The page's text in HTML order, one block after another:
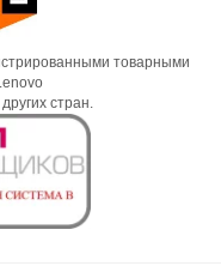
товарными
стран.